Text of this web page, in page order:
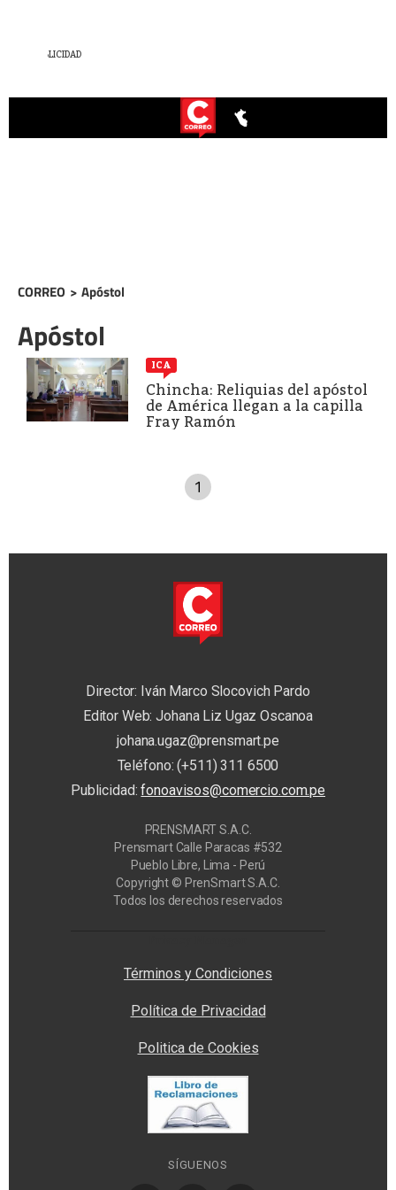
CORREO > Apóstol
Apóstol
ICA
Chincha: Reliquias del apóstol
de América llegan a la capilla
Fray Ramón
1
Director: Iván Marco Slocovich Pardo
Editor Web: Johana Liz Ugaz Oscanoa
johana.ugaz@prensmart.pe
Teléfono: (+511) 311 6500
Publicidad:fonoavisos@comercio.com.pe
PRENSMART S.A.C.
Prensmart Calle Paracas #532
Pueblo Libre, Lima - Perú
Copyright © PrenSmart S.A.C.
Todos los derechos reservados
Términos y Condiciones
Política de Privacidad
Politica de Cookies
SÍGUENOS